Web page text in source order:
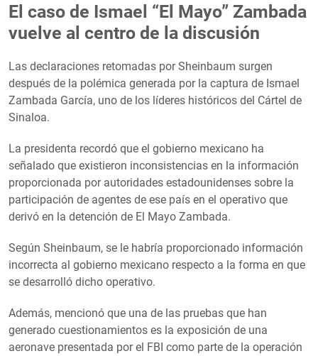
El caso de Ismael “El Mayo” Zambada
vuelve al centro de la discusión
Las declaraciones retomadas por Sheinbaum surgen
después de la polémica generada por la captura de Ismael
Zambada García, uno de los líderes históricos del Cártel de
Sinaloa.
La presidenta recordó que el gobierno mexicano ha
señalado que existieron inconsistencias en la información
proporcionada por autoridades estadounidenses sobre la
participación de agentes de ese país en el operativo que
derivó en la detención de El Mayo Zambada.
Según Sheinbaum, se le habría proporcionado información
incorrecta al gobierno mexicano respecto a la forma en que
se desarrolló dicho operativo.
Además, mencionó que una de las pruebas que han
generado cuestionamientos es la exposición de una
aeronave presentada por el FBI como parte de la operación